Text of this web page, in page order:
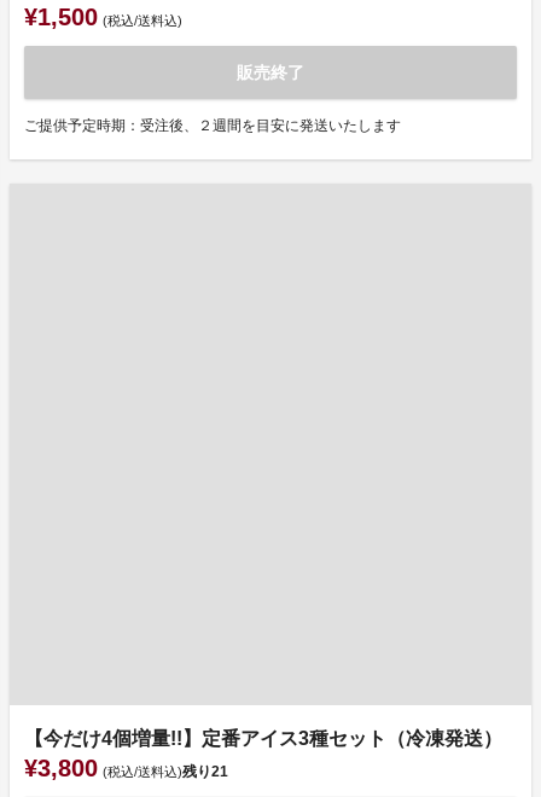
¥1,500 (税込/送料込)
販売終了
ご提供予定時期：受注後、２週間を目安に発送いたします
【今だけ4個増量!!】定番アイス3種セット（冷凍発送）
¥3,800 (税込/送料込)残り21